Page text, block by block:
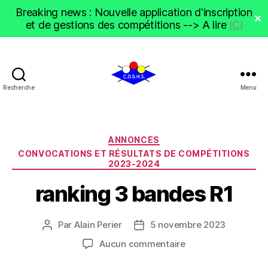
Breaking news : Nouvelle application d'inscription
et de gestions des compétitions --> A lire ICI ✕
Recherche Menu
Catégories
ANNONCES
CONVOCATIONS ET RÉSULTATS DE COMPÉTITIONS
2023-2024
ranking 3 bandes R1
Auteur
Par Alain Perier
Date5 novembre 2023
Aucun commentairesur